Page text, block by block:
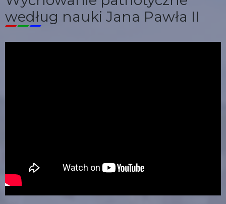
według nauki Jana Pawła II